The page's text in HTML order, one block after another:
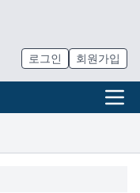
로그인 회원가입